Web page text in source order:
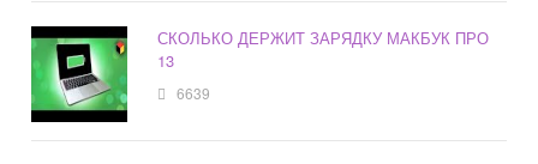
СКОЛЬКО ДЕРЖИТ ЗАРЯДКУ МАКБУК ПРО
13
6639